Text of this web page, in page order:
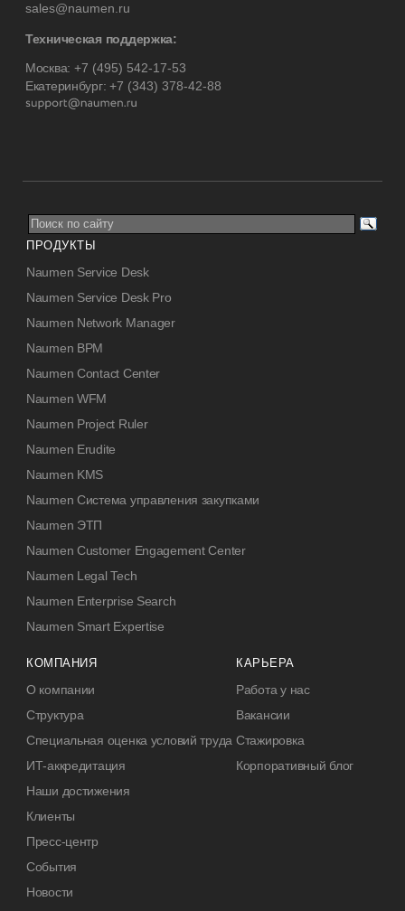
sales@naumen.ru
Техническая поддержка:
Москва: +7 (495) 542-17-53
Екатеринбург:+7 (343) 378-42-88
ПРОДУКТЫ
Naumen Service Desk
Naumen Service Desk Pro
Naumen Network Manager
Naumen BPM
Naumen Contact Center
Naumen WFM
Naumen Project Ruler
Naumen Erudite
Naumen KMS
Naumen Система управления закупками
Naumen ЭТП
Naumen Customer Engagement Center
Naumen Legal Tech
Naumen Enterprise Search
Naumen Smart Expertise
КОМПАНИЯ
О компании
Структура
Специальная оценка условий труда
ИТ-аккредитация
Наши достижения
Клиенты
Пресс-центр
События
Новости
КАРЬЕРА
Работа у нас
Вакансии
Стажировка
Корпоративный блог